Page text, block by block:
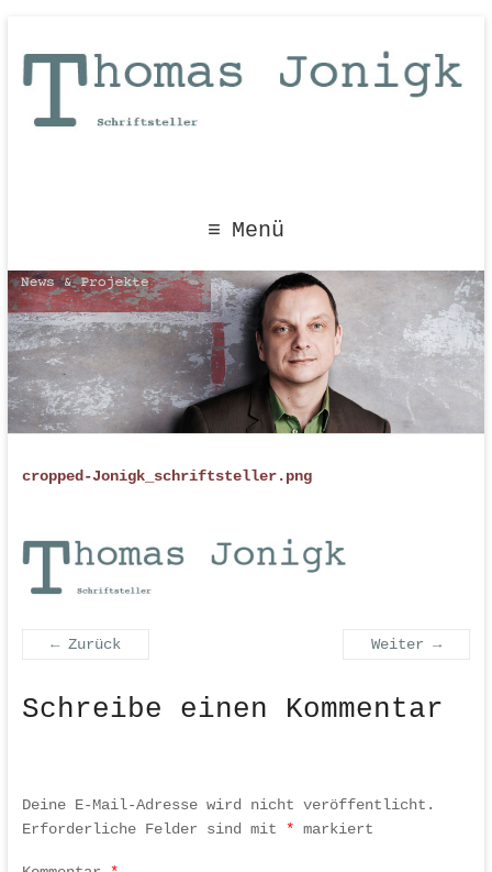
Menü
cropped-Jonigk_schriftsteller.png
← Zurück Weiter →
Schreibe einen Kommentar
Deine E-Mail-Adresse wird nicht veröffentlicht.
Erforderliche Felder sind mit * markiert